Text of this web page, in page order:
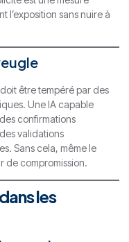
sans nuire à
être tempéré par des
Une IA capable
confirmations
validations
Sans cela, même le
de compromission.
les